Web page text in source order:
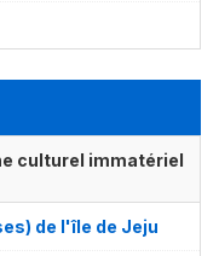
culturel immatériel
de l'île de Jeju